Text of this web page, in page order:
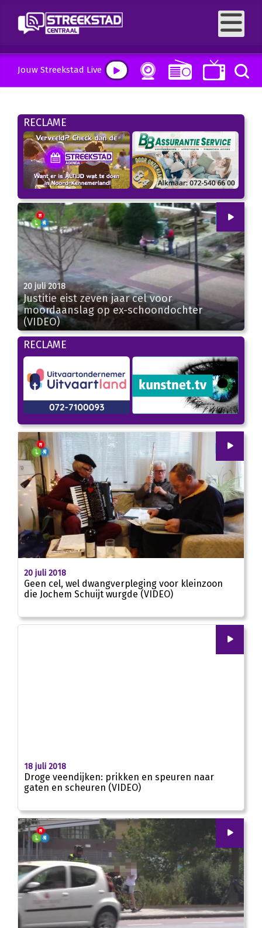
Jouw Streekstad Live
RECLAME
00:00
01:36
20 juli 2018
Justitie eist zeven jaar cel voor
moordaanslag op ex-schoondochter
(VIDEO)
RECLAME
00 00
20 juli 2018
Geen cel, wel dwangverpleging voor kleinzoon
die Jochem Schuijt wurgde (VIDEO)
18 juli 2018
Droge veendijken: prikken en speuren naar
gaten en scheuren (VIDEO)
00 00